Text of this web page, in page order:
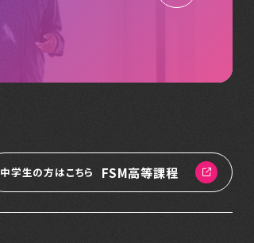
中学生の方はこちら FSM高等課程